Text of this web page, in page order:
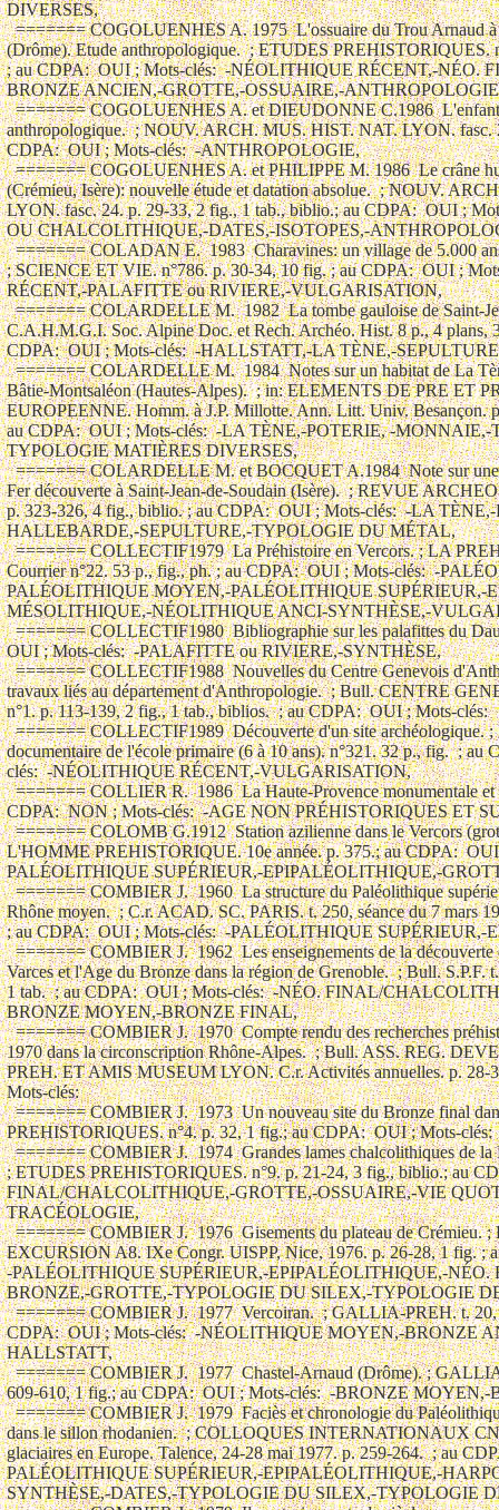
'Anthropologie.  ; Bull. CENTRE GENEVOIS ANTHROPOLOGIE.
n°1. p. 113-139, 2 fig., 1 tab., biblios.  ; au CDPA:  OUI ; Mots-clés:
  ======= COLLECTIF1989  Découverte d'un site archéologique. ; B.T.J. Revue
documentaire de l'école primaire (6 à 10 ans). n°321. 32 p., fig.  ; au CDPA:  OUI ; Mots-
clés:  -NÉOLITHIQUE RÉCENT,-VULGARISATION,
  ======= COLLIER R.  1986  La Haute-Provence monumentale et artistique. ; Digne.  ; au
CDPA:  NON ; Mots-clés:  -AGE NON PRÉHISTORIQUES ET SUJETS DIVERS
  ======= COLOMB G.1912  Station azilienne dans le Vercors (grotte Colomb à Méaudre).;
L'HOMME PREHISTORIQUE. 10e année. p. 375.; au CDPA:  OUI ; Mots-clés:  -
PALÉOLITHIQUE SUPÉRIEUR,-EPIPALÉOLITHIQUE,-GROTTE,
  ======= COMBIER J.  1960  La structure du Paléolithique supérieur dans la région du
Rhône moyen.  ; C.r. ACAD. SC. PARIS. t. 250, séance du 7 mars 1960. p. 1889-1891, 1 tab.
; au CDPA:  OUI ; Mots-clés:  -PALÉOLITHIQUE SUPÉRIEUR,-EPIPALÉOLITHIQUE,
  ======= COMBIER J.  1962  Les enseignements de la découverte de Saint-Paul-de-
Varces et l'Age du Bronze dans la région de Grenoble.  ; Bull. S.P.F. t. 59, n°3-4. p. 164-167,
1 tab.  ; au CDPA:  OUI ; Mots-clés:  -NÉO. FINAL/CHALCOLITHIQUE,-BRONZE ANCIEN,-
BRONZE MOYEN,-BRONZE FINAL,
  ======= COMBIER J.  1970  Compte rendu des recherches préhistoriques effectuées en
1970 dans la circonscription Rhône-Alpes.  ; Bull. ASS. REG. DEVELOP. RECH. PALEON. ET
PREH. ET AMIS MUSEUM LYON. C.r. Activités annuelles. p. 28-32, 1 fig.  ; au CDPA:  OUI ;
Mots-clés:
  ======= COMBIER J.  1973  Un nouveau site du Bronze final dans la Drôme.  ; ETUDES
PREHISTORIQUES. n°4. p. 32, 1 fig.; au CDPA:  OUI ; Mots-clés:  -BRONZE FINAL,
  ======= COMBIER J.  1974  Grandes lames chalcolithiques de la Drôme et de l'Ardèche.
; ETUDES PREHISTORIQUES. n°9. p. 21-24, 3 fig., biblio.; au CDPA:  OUI ; Mots-clés:  -NÉO.
FINAL/CHALCOLITHIQUE,-GROTTE,-OSSUAIRE,-VIE QUOTIDIENNE,-TYPOLOGIE DU SILEX,-
TRACÉOLOGIE,
  ======= COMBIER J.  1976  Gisements du plateau de Crémieu. ; LIVRET-GUIDE
EXCURSION A8. IXe Congr. UISPP, Nice, 1976. p. 26-28, 1 fig. ; au CDPA:  OUI ; Mots-clés:
-PALÉOLITHIQUE SUPÉRIEUR,-EPIPALÉOLITHIQUE,-NÉO. FINAL/CHALCOLITHIQUE,-AGE DU
BRONZE,-GROTTE,-TYPOLOGIE DU SILEX,-TYPOLOGIE DE L'OS,
  ======= COMBIER J.  1977  Vercoiran.  ; GALLIA-PREH. t. 20, fasc. 2. p. 627, 2 fig. ; au
CDPA:  OUI ; Mots-clés:  -NÉOLITHIQUE MOYEN,-BRONZE ANCIEN,-BRONZE FINAL,-
HALLSTATT,
  ======= COMBIER J.  1977  Chastel-Arnaud (Drôme). ; GALLIA-PREH. t. 20, fasc. 2. p.
609-610, 1 fig.; au CDPA:  OUI ; Mots-clés:  -BRONZE MOYEN,-BRONZE FINAL,
  ======= COMBIER J.  1979  Faciès et chronologie du Paléolithique final et de l'Azilien
dans le sillon rhodanien.  ; COLLOQUES INTERNATIONAUX CNRS. n°271. La Fin des Temps
glaciaires en Europe. Talence, 24-28 mai 1977. p. 259-264.  ; au CDPA:  OUI ; Mots-clés:  -
PALÉOLITHIQUE SUPÉRIEUR,-EPIPALÉOLITHIQUE,-HARPON ou SAGAIE ou PROPULSEUR,-
SYNTHÈSE,-DATES,-TYPOLOGIE DU SILEX,-TYPOLOGIE DE L'OS,
  ======= COMBIER J.  1979  Il y a trois quarts de siècle commençaient les recherches sur
la Préhistoire du Vercors.  ; in: LA PREHISTOIRE EN VERCORS. Courrier n°22. p. 2-5, 1 ph.;
au CDPA:  OUI ; Mots-clés:  -VULGARISATION,
  ======= COMBIER J.  1982  Circonscription Rhône-Alpes. Ain, Ardèche, Drôme, Isère,
Loire, Rhône, Savoie, Haute-Savoie.  ; GALLIA-PREH. t. 25, fasc. 2. p. 469-507, 36 fig.  ; au
CDPA:  OUI ; Mots-clés:
  ======= COMBIER J.  1991  L'art des Hommes de Cro-Magnon dans la région
rhodanienne.  ; DOSSIERS D'ARCHEOLOGIE. n°161. p. 12-25, 15 fig., 1 carte, 1 tab.; au
CDPA:  OUI ; Mots-clés:  -PALÉOLITHIQUE SUPÉRIEUR,-EPIPALÉOLITHIQUE,-
VULGARISATION,-ART PALÉOLITHIQUE,
  ======= COMBIER J. et THEVENOT J.P.1959  Données nouvelles sur les vases
caliciformes dans le bassin du Rhône.  ; L'ANTHROPOLOGIE. t. 63, n°3-4. p. 391-396, 2 fig. ;
au CDPA:  OUI ; Mots-clés:  -NÉO. FINAL/CHALCOLITHIQUE,-POTERIE,-SYNTHÈSE,-
TYPOLOGIE CÉRAMIQUE,-TYPOLOGIE MATIÈRES DIVERSES,
  ======= COMBIER J., THEVENOT J.P. et VILAIN R. 1959  Un abri chalcolithique et
hallstattien ancien à Sérézin-du-Rhône (Isère).  ; CAHIERS RHODANIENS. n°6. p. 27-29, 1
fig.; au CDPA:  OUI ; Mots-clés:  -NÉO. FINAL/CHALCOLITHIQUE,-HALLSTATT,-POTERIE,-
GROTTE,-SYNTHÈSE,-TYPOLOGIE CÉRAMIQUE,-TYPOLOGIE MATIÈRES DIVERSES,
  ======= CORBEL J.1956  Le karst du Vercors. ; in: REVUE GEOGRAPHIE LYON. vol. 31,
n°3. p. 221-241. ; au CDPA:  NON ; Mots-clés:  -GÉOLOGIE,
  ======= CORDIER F.  1993  Dieulefit "Montmirail". Bilan scientifique.  ; Serv. Rég.
Archéo. Rhône-Alpes. 15 p. ; au CDPA:  NON ; Mots-clés:
  ======= CORDIER G. et BOCQUET A.1973  Le dépôt de La Bégude-de-Mazenc (Drôme)
et les dépôts de haches néolithiques en France.  ; ETUDES PREHISTORIQUES. n°6. p. 1-17, 6
fig. ; au CDPA:  OUI ; Mots-clés:  -NÉO. FINAL/CHALCOLITHIQUE,-HACHE POLIE,-DEPOT ou
TRESOR,-SYNTHÈSE,-TYPOLOGIE DU MÉTAL,
  ======= CORDIER G. et BOCQUET A.1998  Le dépôt de La Bégude-de-Mazenc (Drôme)
et les dépôts de haches néolithiques en France. Note complémentaire.  ; Bull. S.P.F. t. 95,
n°2. p. 221-238, 6 fig., biblio. ; au CDPA:  OUI ; Mots-clés:  -NÉOLITHIQUE OU
CHALCOLITHIQUE,-HACHE POLIE,-DEPOT ou TRESOR,-TYPOLOGIE DU MÉTAL,-TYPOLOGIE
MATIÈRES DIVERSES,
  ======= CORNET J.M. 1961  La station chasséenne du Pont-de-Francillon, Drôme.; 1 p.,
1 fig.  ; au CDPA:  NON ; Mots-clés:  -NÉOLITHIQUE MOYEN,
  ======= CORNET J.M. 1961  Notes d'archéologie. 1. Plaquette d'os ornée de Clérieux
(Drôme). 2. Sépultures sous dalles à Saou et Chaudebonne (Drôme).  ; O.G.A.M. t. 13, fasc.
4-5, n°76-77. p. 437-442, 3 fig.  ; au CDPA:  OUI ; Mots-clés:  -SEP. A INHUMATION,-ART
POST-